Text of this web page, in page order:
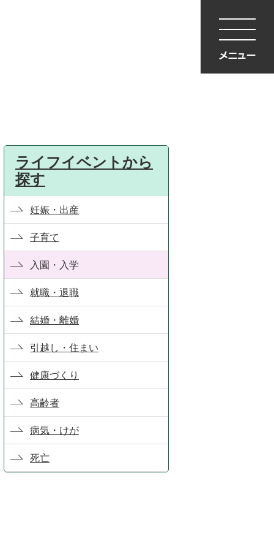
ライフイベントから
探す
妊娠・出産
子育て
入園・入学
就職・退職
結婚・離婚
引越し・住まい
健康づくり
高齢者
病気・けが
死亡